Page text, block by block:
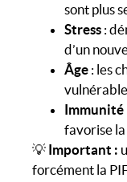
sont plus
Stress :
d’un
Âge : les
Immunité
favorise
💡 Important :
forcément la